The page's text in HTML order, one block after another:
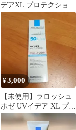
デアXL プロテクション
トーンアップ ティント
BBおまけ付
¥3,000
【未使用】ラロッシュ
ポゼ UVイデア XL プロ
テクショントーンアッ
プ ホワイト